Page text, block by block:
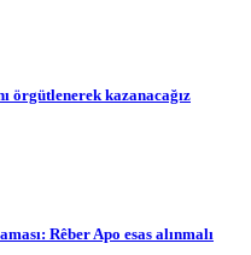
örgütlenerek kazanacağız
Rêber Apo esas alınmalı